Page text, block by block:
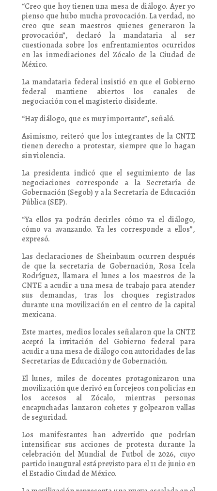
“Creo que hoy tienen una mesa de diálogo. Ayer yo
pienso que hubo mucha provocación. La verdad, no
creo que sean maestros quienes generaron la
provocación”, declaró la mandataria al ser
cuestionada sobre los enfrentamientos ocurridos
en las inmediaciones del Zócalo de la Ciudad de
México.
La mandataria federal insistió en que el Gobierno
federal mantiene abiertos los canales de
negociación con el magisterio disidente.
“Hay diálogo, que es muy importante”, señaló.
Asimismo, reiteró que los integrantes de la CNTE
tienen derecho a protestar, siempre que lo hagan
sin violencia.
La presidenta indicó que el seguimiento de las
negociaciones corresponde a la Secretaría de
Gobernación (Segob) y a la Secretaría de Educación
Pública (SEP).
“Ya ellos ya podrán decirles cómo va el diálogo,
cómo va avanzando. Ya les corresponde a ellos”,
expresó.
Las declaraciones de Sheinbaum ocurren después
de que la secretaria de Gobernación, Rosa Icela
Rodríguez, llamara el lunes a los maestros de la
CNTE a acudir a una mesa de trabajo para atender
sus demandas, tras los choques registrados
durante una movilización en el centro de la capital
mexicana.
Este martes, medios locales señalaron que la CNTE
aceptó la invitación del Gobierno federal para
acudir a una mesa de diálogo con autoridades de las
Secretarías de Educación y de Gobernación.
El lunes, miles de docentes protagonizaron una
movilización que derivó en forcejeos con policías en
los accesos al Zócalo, mientras personas
encapuchadas lanzaron cohetes y golpearon vallas
de seguridad.
Los manifestantes han advertido que podrían
intensificar sus acciones de protesta durante la
celebración del Mundial de Futbol de 2026, cuyo
partido inaugural está previsto para el 11 de junio en
el Estadio Ciudad de México.